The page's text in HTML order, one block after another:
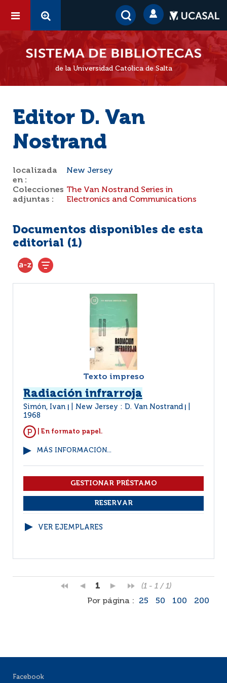
de la Universidad Católica de Salta
Editor D. Van
Nostrand
localizada
en :
New Jersey
Colecciones
adjuntas :
The Van Nostrand Series in
Electronics and Communications
Documentos disponibles de esta
editorial (1)
Texto impreso
Radiación infrarroja
Simón, Ivan New Jersey : D. Van Nostrand
1968
| En formato papel.
MÁS INFORMACIÓN...
VER EJEMPLARES
1
(1 - 1 / 1)
Por página :
25 50 100 200
Facebook